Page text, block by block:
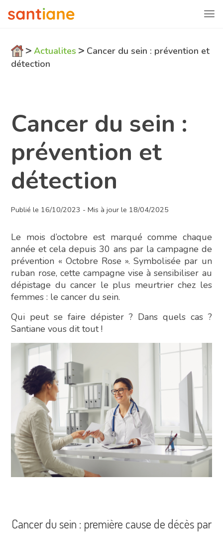
> Actualites > Cancer du sein : prévention et
détection
Cancer du sein :
prévention et
détection
Publié le 16/10/2023 - Mis à jour le 18/04/2025
Le mois d’octobre est marqué comme chaque
année et cela depuis 30 ans par la campagne de
prévention « Octobre Rose ». Symbolisée par un
ruban rose, cette campagne vise à sensibiliser au
dépistage du cancer le plus meurtrier chez les
femmes : le cancer du sein.
Qui peut se faire dépister ? Dans quels cas ?
Santiane vous dit tout !
Cancer du sein : première cause de décès par